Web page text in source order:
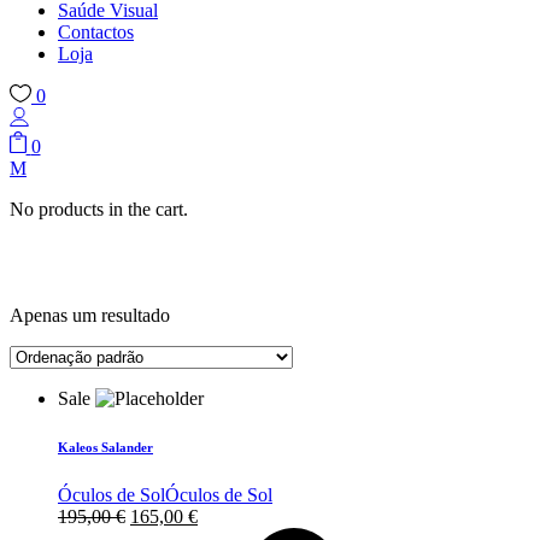
Saúde Visual
Contactos
Loja
0
0
No products in the cart.
Apenas um resultado
Sale
Kaleos Salander
Óculos de SolÓculos de Sol
195,00€ O
165,00 €O